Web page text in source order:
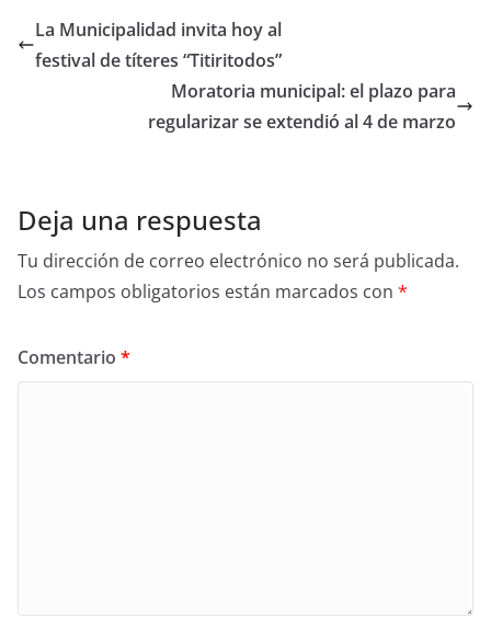
La Municipalidad invita hoy al
festival de títeres “Titiritodos”
Moratoria municipal: el plazo para
regularizar se extendió al 4 de marzo
Deja una respuesta
Tu dirección de correo electrónico no será publicada.
Los campos obligatorios están marcados con *
Comentario *